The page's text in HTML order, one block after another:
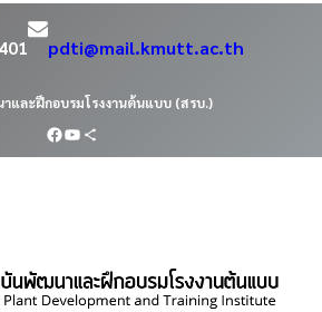
pdti@mail.kmutt.ac.th
และฝึกอบรมโรงงานต้นแบบ (สรบ.)